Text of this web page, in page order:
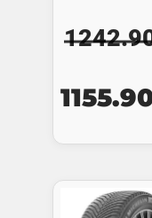
inițial
a
fost: